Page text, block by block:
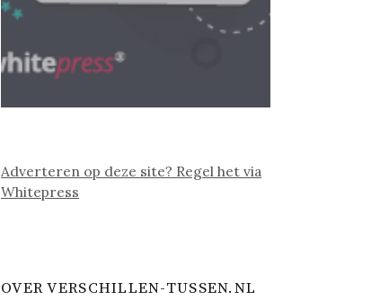
Adverteren op deze site? Regel het via
Whitepress
OVER VERSCHILLEN-TUSSEN.NL